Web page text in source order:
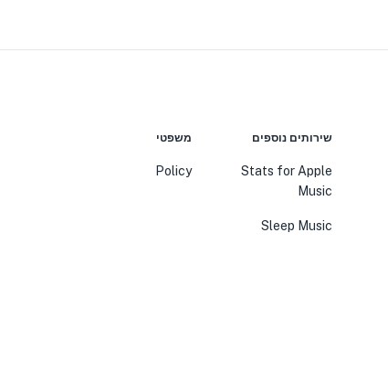
שירותים נוספים
Stats for Apple
Music
Sleep Music
משפטי
Policy